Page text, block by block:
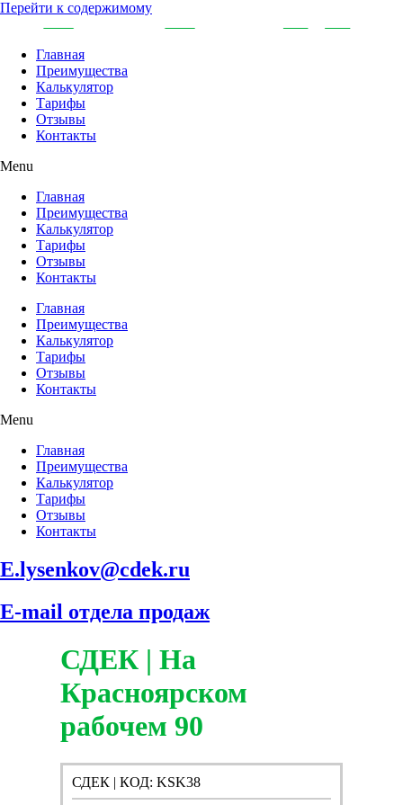
Перейти к содержимому
Главная
Преимущества
Калькулятор
Тарифы
Отзывы
Контакты
Menu
Главная
Преимущества
Калькулятор
Тарифы
Отзывы
Контакты
Главная
Преимущества
Калькулятор
Тарифы
Отзывы
Контакты
Menu
Главная
Преимущества
Калькулятор
Тарифы
Отзывы
Контакты
E.lysenkov@cdek.ru
E-mail отдела продаж
СДЕК | На
Красноярском
рабочем 90
СДЕК | КОД: KSK38